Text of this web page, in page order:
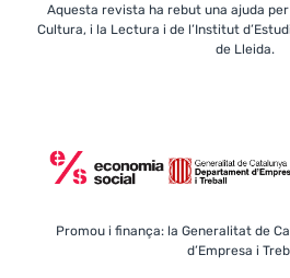
Aquesta revista ha rebut una ajuda
Cultura, i la Lectura i de l’Institut
de Lleida.
Promou i finança: la Generalitat de
d’Empresa i